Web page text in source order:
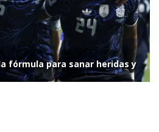
fórmula para sanar heridas y